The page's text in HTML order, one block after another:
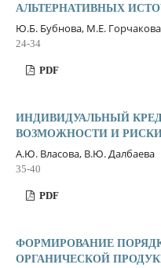
АЛЬТЕРНАТИВНЫХ
Ю.Б. Бубнова, М.Е.
24-34
PDF
ИНДИВИДУАЛЬНЫЙ
ВОЗМОЖНОСТИ И
А.Ю. Власова, В.Ю. Далбаева
35-40
PDF
ФОРМИРОВАНИЕ
ОРГАНИЧЕСКОЙ